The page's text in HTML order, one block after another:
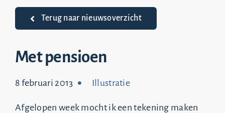
Praktijkvoorbeelden
Nieuws
Top 20
Terug naar nieuwsoverzicht
Met pensioen
8 februari 2013 Illustratie
Afgelopen week mocht ik een tekening maken